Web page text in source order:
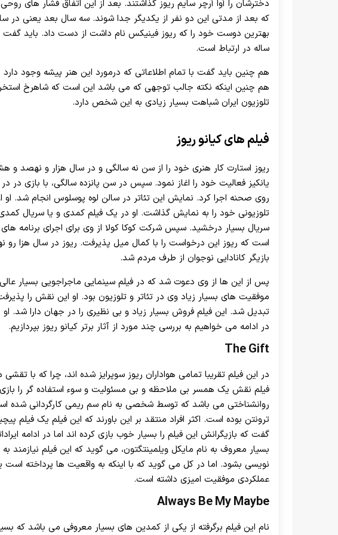
دخترشان را آوا آرچر سایم ریوز گذاشتند. بعد از این اتفاق فشار های
که بعد از مدتی این دو نفر از یکدیگر جدا شوند. سه سال بعد یعنی در
ساله در ارتباط است.
هم چنین باید گفت با تمام اطلاعاتی که درمورد این هنر پیشه وجود
هم چنین اینکه نکته جالب توجهی که می باشد این است که شاهرخ
تلوزیون ایران شباهت بسیار زیادی به این شخص دارد.
فیلم های کیانو ریوز
ریوز استارت کار هنری خود را از سن نه سالگی و در سال هزار و نهصد و
یانکیز فعالیت خود را اغاز نمود. سپس در سن پانزده سالگی، با بازی در
روی صحنه اجرا کرد. نمایش این تئاتر در سالن لوه پوسلوس انجام شد.
تلوزیونی خود را به نمایش گذاشت. او در یک فیلم کمدی و یا سریال کمدی
سریال بسیار درخشید. سپس شرکت کوکا کولا از وی برای اجرای برنامه
است که ریوز این درخواست را با کمال میل پذیرفت. ریوز در سال هزا
بازیگر کانادایی نوجوان از طرف مردم شد.
پس از این ها از وی دعوت شد که در فیلم سینمایی ماجراجویی بسیار
موفقیت های بسیار زیاد وی در تئاتر و تلوزیون بود. او این نقش را
تبدیل شد. این فیلم فروش بسیار زیاد و بی نظیری را در جهان دارا شد.
در ادامه می خواهیم به بررسی چند مورد از آثار برتر کیانو ریوز بپردازیم.
The Gift
در این فیلم تقریبا تمامی هواداران ریوز سوپرایز شده اند، چرا که با
فیلم نقش یک همسر بی ملاحظه و بی مسئولیت و سوء استفاده گر را
روانشناختی می باشد که توسط شخصی به نام سم ریمی کارگردانی شده
ترونتن بوده است. اکثر افراد منتقد بر این باورند که این فیلم یک فیلم
گفت که بازیگرانش این فیلم را بسیار خوب بازی کرده اند اما در ادامه
بسیار معروف به نام مایکل ویلمینتگتون، می گوید که این فیلم نیازمند
نویسی بشود. اما در کل می گوید که با اینکه به واقعیت ها پرداخته
عملکردی موفقیت امیزی داشته است.
Always Be My Maybe
نام این فیلم برگرفته از یکی از کمدین های بسیار معروفی می باشد که